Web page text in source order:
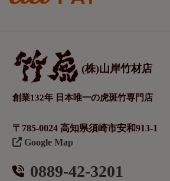
(株)山岸竹材店
創業132年 日本唯一の虎斑竹専門店
〒785-0024 高知県須崎市安和913-1
Google Map
0889-42-3201